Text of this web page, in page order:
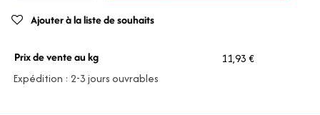
Ajouter à la liste de souhaits
Prix de vente au kg
11,93 €
Expédition : 2-3 jours ouvrables